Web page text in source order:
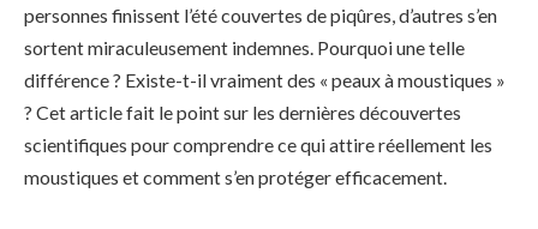
personnes finissent l’été couvertes de piqûres, d’autres s’en
sortent miraculeusement indemnes. Pourquoi une telle
différence ? Existe-t-il vraiment des « peaux à moustiques »
? Cet article fait le point sur les dernières découvertes
scientifiques pour comprendre ce qui attire réellement les
moustiques et comment s’en protéger efficacement.